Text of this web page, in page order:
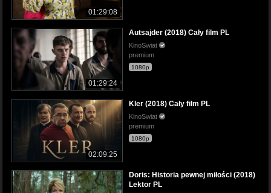
01:29:08
01:29:24
Autsajder (2018) Cały film PL
KinoSwiat
premium
1080p
02:09:25
Kler (2018) Cały film PL
KinoSwiat
premium
1080p
Doris: Historia pewnej miłości (2018)
Lektor PL